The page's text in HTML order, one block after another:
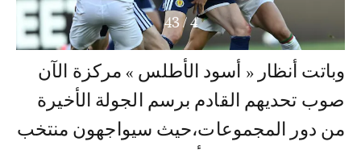
4
/
43
وباتت أنظار « أسود الأطلس » مركزة الآن
صوب تحديهم القادم برسم الجولة الأخيرة
من دور المجموعات،حيث سيواجهون منتخب